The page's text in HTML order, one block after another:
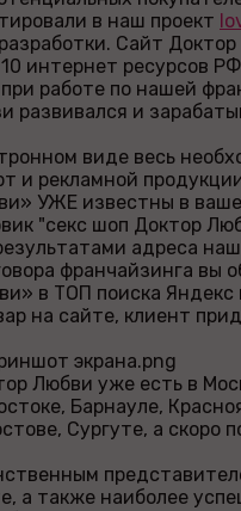
в наш проект
Сайт
интернет ресурсов
работе по нашей
развивался и
виде весь
и рекламной
УЖЕ известны в
"секс шоп Доктор
адреса
франчайзинга вы
в ТОП поиска Яндекс
на сайте, клиент
Любви уже есть в
Барнауле,
Сургуте, а скоро
а также наиболее